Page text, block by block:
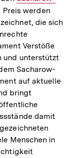
Link:
werden
die sich
Verstöße
und unterstützt
Sacharow-
auf aktuelle
bringt
damit
Menschen in